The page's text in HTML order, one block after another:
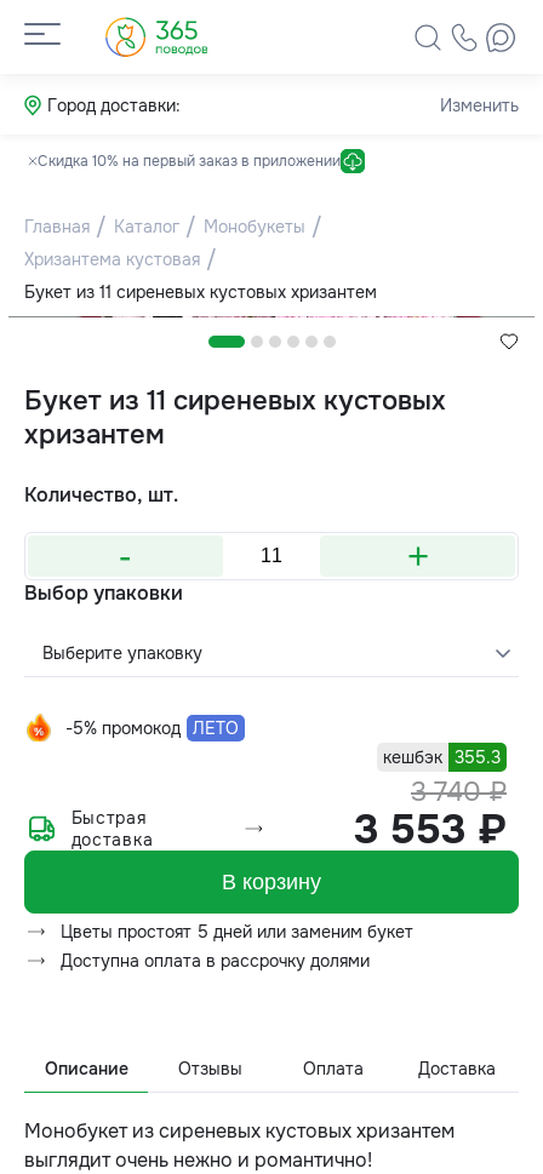
Город доставки: Изменить
Скидка 10% на первый заказ в приложении
Главная Каталог
Монобукеты
Хризантема кустовая
Букет из 11 сиреневых кустовых хризантем
Букет из 11 сиреневых кустовых
хризантем
Количество, шт.
- +
Выбор упаковки
Выберите упаковку
-5% промокод ЛЕТО
кешбэк 355.3
3 740 ₽
3 553 ₽
Быстрая
доставка
В корзину
Цветы простоят 5 дней или заменим букет
Доступна оплата в рассрочку долями
Описание Отзывы Оплата Доставка
Монобукет из сиреневых кустовых хризантем
выглядит очень нежно и романтично!